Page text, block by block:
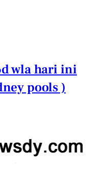
wla hari ini
pools )